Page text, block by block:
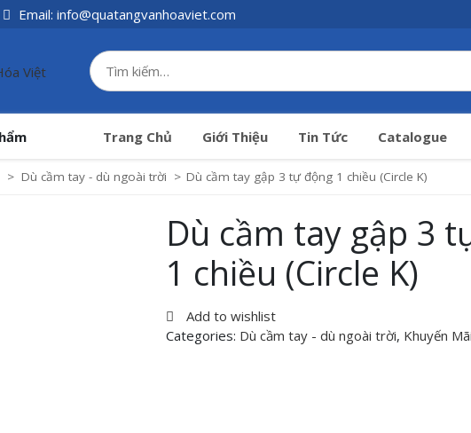
Email: info@quatangvanhoaviet.com
Trang Chủ Giới Thiệu Tin Tức Catalogue
> Dù cầm tay - dù ngoài trời > Dù cầm tay gập 3 tự động 1 chiều (Circle K)
Dù cầm tay gập 3
1 chiều (Circle K)
Add to wishlist
Categories: Dù cầm tay - dù ngoài trời, Khuyến Mãi